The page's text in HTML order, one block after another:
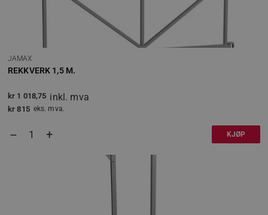
JAMAX
REKKVERK 1,5 M.
kr 1 018,75 inkl. mva
kr 815 eks. mva.
– + KJØP